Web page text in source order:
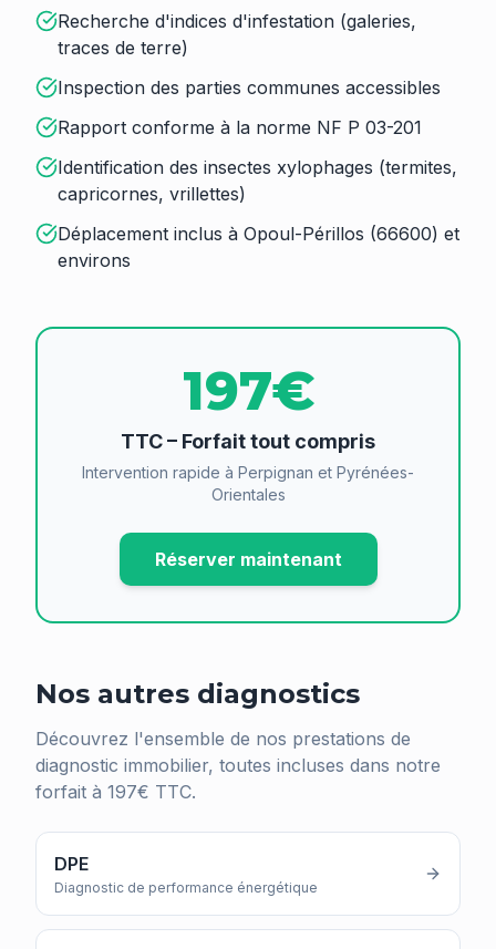
Recherche d'indices d'infestation (galeries,
traces de terre)
Inspection des parties communes accessibles
Rapport conforme à la norme NF P 03-201
Identification des insectes xylophages (termites,
capricornes, vrillettes)
Déplacement inclus à Opoul-Périllos (66600) et
environs
197€
TTC – Forfait tout compris
Intervention rapide à Perpignan et Pyrénées-
Orientales
Réserver maintenant
Nos autres diagnostics
Découvrez l'ensemble de nos prestations de
diagnostic immobilier, toutes incluses dans notre
forfait à 197€ TTC.
DPE
Diagnostic de performance énergétique